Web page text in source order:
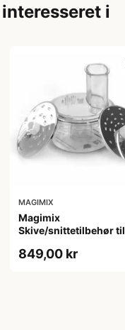
i
MAGIMIX
Magimix
Skive/snittetilbehør til
849,00 kr